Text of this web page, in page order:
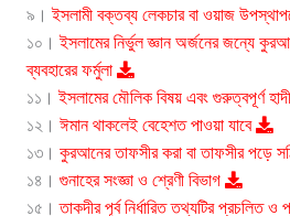
৯।ইসলামী বক্তব্য লেকচার বা ওয়াজ
১০।ইসলামের নির্ভুল জ্ঞান অর্জনের জন্যে
ব্যবহারের ফর্মুলা
১১।ইসলামের মৌলিক বিষয় এবং গুরুত্বপূর্ণ
১২। ঈমান থাকলেই বেহেশত পাওয়া যাবে
১৩। কুরআনের তাফসীর করা বা তাফসীর পড়ে
১৪। গুনাহের সংজ্ঞা ও শ্রেণী বিভাগ
১৫।তাকদীর পূর্ব নির্ধারিত তথ্যটির প্রচলিত ও